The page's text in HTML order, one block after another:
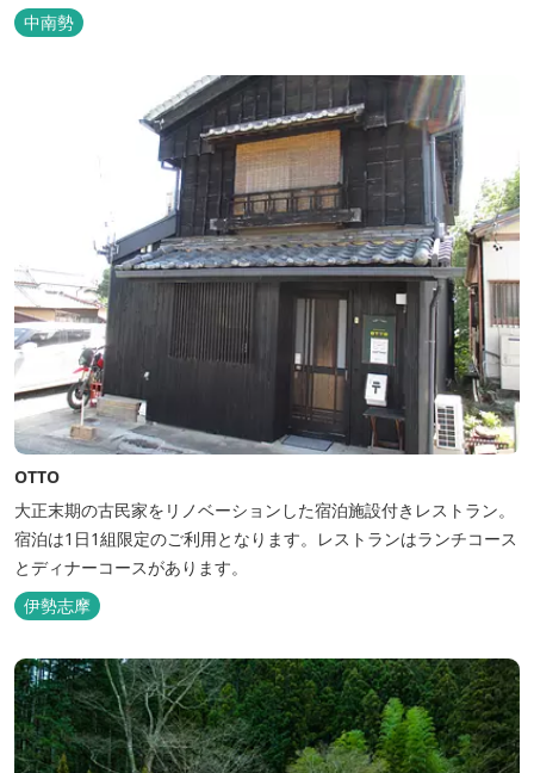
中南勢
OTTO
大正末期の古民家をリノベーションした宿泊施設付きレストラン。
宿泊は1日1組限定のご利用となります。レストランはランチコース
とディナーコースがあります。
伊勢志摩